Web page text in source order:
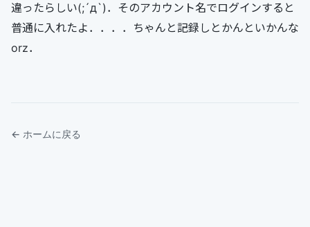
違ったらしい(;´д`)．そのアカウント名でログインすると
普通に入れたよ．．．．ちゃんと記録しとかんといかんな
orz．
← ホームに戻る